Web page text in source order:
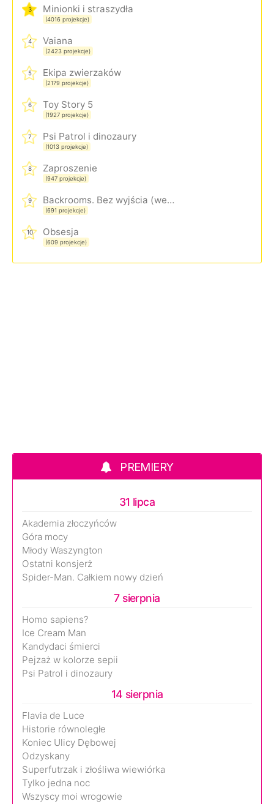
3 Minionki i straszydła
(4016 projekcje)
4 Vaiana
(2423 projekcje)
5 Ekipa zwierzaków
(2179 projekcje)
6 Toy Story 5
(1927 projekcje)
7 Psi Patrol i dinozaury
(1013 projekcje)
8 Zaproszenie
(947 projekcje)
9 Backrooms. Bez wyjścia (wersja rozszerzona)
(691 projekcje)
10 Obsesja
(609 projekcje)
PREMIERY
31 lipca
Akademia złoczyńców
Góra mocy
Młody Waszyngton
Ostatni konsjerż
Spider-Man. Całkiem nowy dzień
7 sierpnia
Homo sapiens?
Ice Cream Man
Kandydaci śmierci
Pejzaż w kolorze sepii
Psi Patrol i dinozaury
14 sierpnia
Flavia de Luce
Historie równoległe
Koniec Ulicy Dębowej
Odzyskany
Superfutrzak i złośliwa wiewiórka
Tylko jedna noc
Wszyscy moi wrogowie